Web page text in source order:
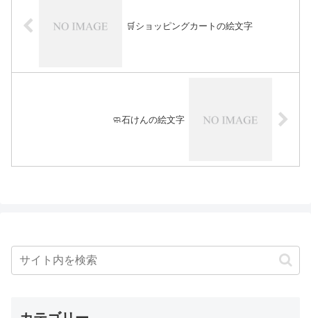
🛒ショッピングカートの絵文字
🧼石けんの絵文字